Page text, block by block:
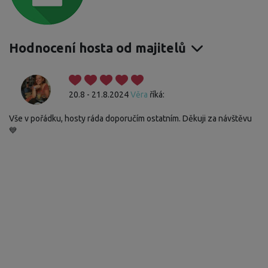
Hodnocení hosta od majitelů
20.8 - 21.8.2024Věra říká:
Vše v pořádku, hosty ráda doporučím ostatním. Děkuji za návštěvu
💙